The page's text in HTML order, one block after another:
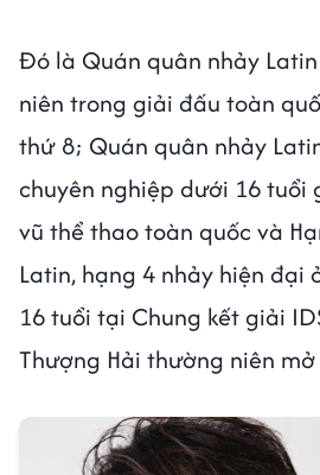
Đó là Quán quân nhảy
niên trong giải đấu toàn
thứ 8; Quán quân nhảy
chuyên nghiệp dưới 16 tuổi
vũ thể thao toàn quốc và
Latin, hạng 4 nhảy hiện đại
16 tuổi tại Chung kết giải
Thượng Hải thường niên